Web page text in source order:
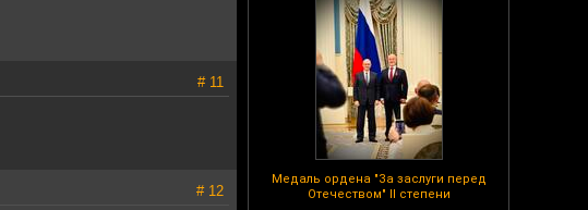
Медаль ордена "За заслуги перед
Отечеством" II степени
# 11
# 12